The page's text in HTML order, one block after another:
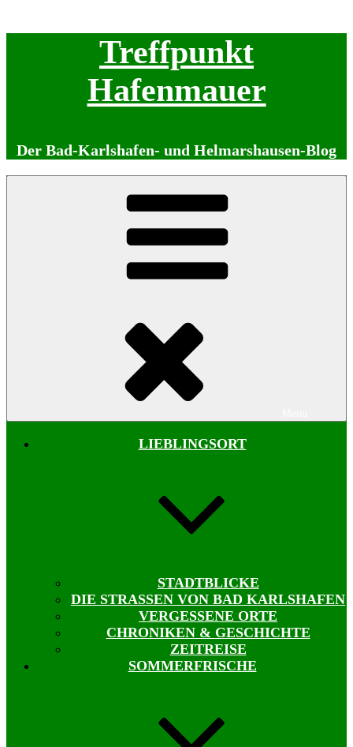
Treffpunkt
Hafenmauer
Der Bad-Karlshafen- und Helmarshausen-Blog
LIEBLINGSORT
STADTBLICKE
DIE STRASSEN VON BAD KARLSHAFEN
VERGESSENE ORTE
CHRONIKEN & GESCHICHTE
ZEITREISE
SOMMERFRISCHE